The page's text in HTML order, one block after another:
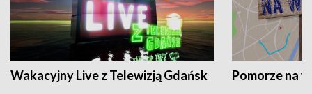
Wakacyjny Live z Telewizją Gdańsk Pomorze na